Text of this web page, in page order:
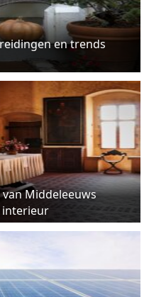
en trends
Middeleeuws
interieur